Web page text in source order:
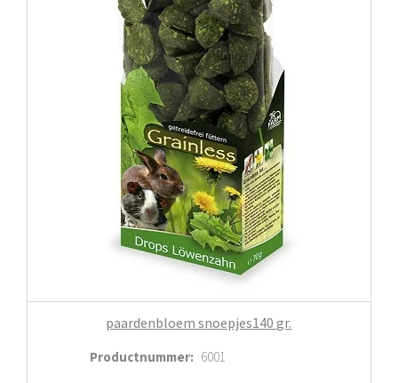
paardenbloem snoepjes140 gr.
Productnummer: 6001